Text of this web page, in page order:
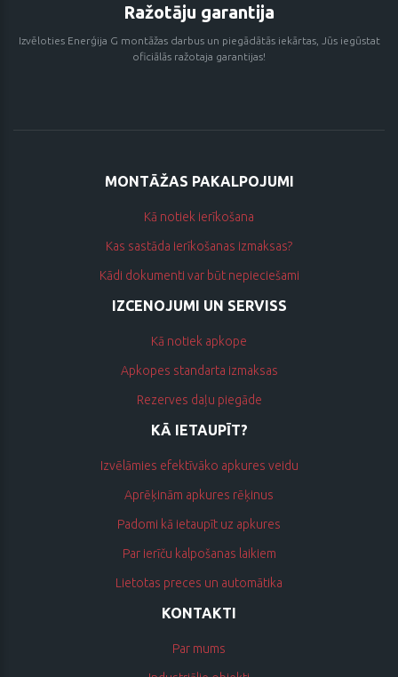
Ražotāju garantija
Izvēloties Enerģija G montāžas darbus un piegādātās iekārtas, Jūs iegūstat
oficiālās ražotaja garantijas!
MONTĀŽAS PAKALPOJUMI
Kā notiek ierīkošana
Kas sastāda ierīkošanas izmaksas?
Kādi dokumenti var būt nepieciešami
IZCENOJUMI UN SERVISS
Kā notiek apkope
Apkopes standarta izmaksas
Rezerves daļu piegāde
KĀ IETAUPĪT?
Izvēlāmies efektīvāko apkures veidu
Aprēķinām apkures rēķinus
Padomi kā ietaupīt uz apkures
Par ierīču kalpošanas laikiem
Lietotas preces un automātika
KONTAKTI
Par mums